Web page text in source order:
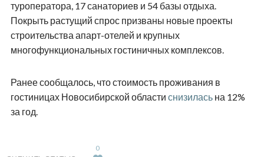
туроператора, 17 санаториев и 54 базы отдыха.
Покрыть растущий спрос призваны новые проекты
строительства апарт-отелей и крупных
многофункциональных гостиничных комплексов.
Ранее сообщалось, что стоимость проживания в
гостиницах Новосибирской области снизилась на 12%
за год.
0